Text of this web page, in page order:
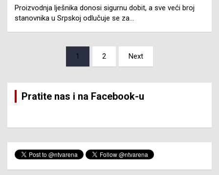
Proizvodnja lješnika donosi sigurnu dobit, a sve veći broj
stanovnika u Srpskoj odlučuje se za…
1 2 Next
Pratite nas i na Facebook-u